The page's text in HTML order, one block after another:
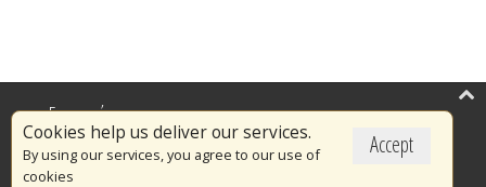
Accept
Cookies help us deliver our services.
By using our services, you agree to our use of
cookies
Επικαιρότητα
Το Πυροσβεστικό Σώμα